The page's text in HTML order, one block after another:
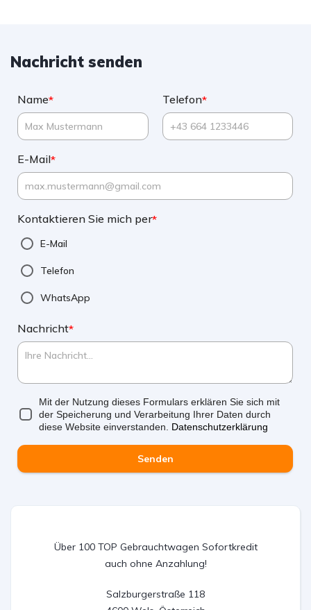
Nachricht senden
Name* Telefon*
E-Mail*
Kontaktieren Sie mich per*
E-Mail
Telefon
WhatsApp
Nachricht*
Mit der Nutzung dieses Formulars erklären Sie sich mit
der Speicherung und Verarbeitung Ihrer Daten durch
diese Website einverstanden. Datenschutzerklärung
Senden
Über 100 TOP Gebrauchtwagen Sofortkredit
auch ohne Anzahlung!
Salzburgerstraße 118